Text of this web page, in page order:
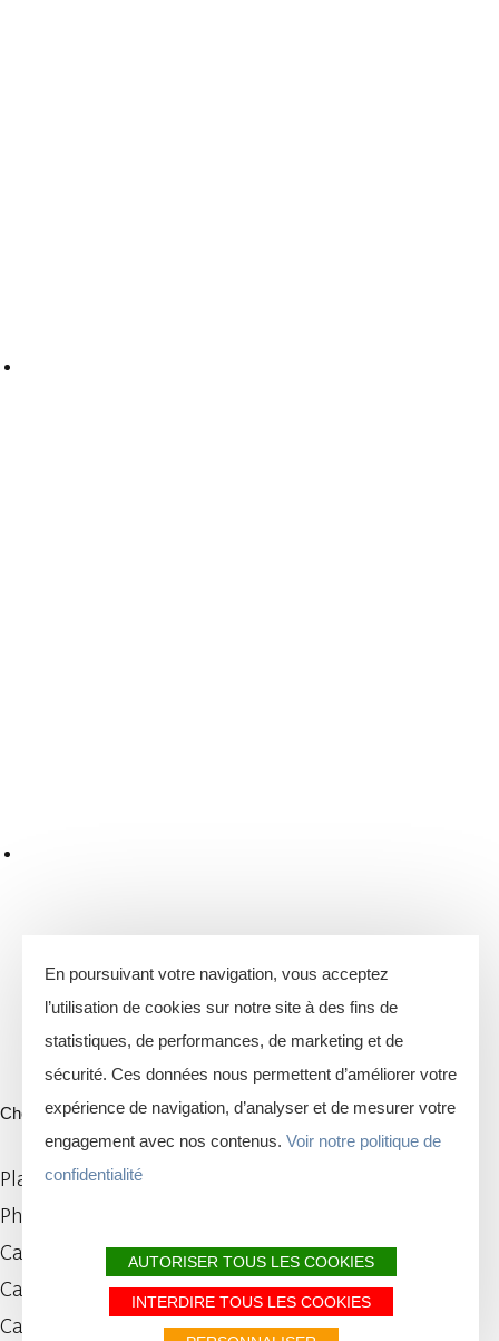
Choix du fond de carte
Plan IGN
Photos aériennes / IGN
Carte des pentes (plan IGN)
Carte 1950 / IGN
Carte de l'état-major (1820-1866)
En poursuivant votre navigation, vous acceptez
l’utilisation de cookies sur notre site à des fins de
statistiques, de performances, de marketing et de
sécurité. Ces données nous permettent d’améliorer votre
expérience de navigation, d’analyser et de mesurer votre
engagement avec nos contenus. Voir notre politique de
confidentialité
AUTORISER TOUS LES COOKIES
INTERDIRE TOUS LES COOKIES